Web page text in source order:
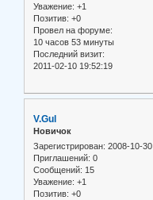
Уважение: +1
Позитив: +0
Провел на форуме:
10 часов 53 минуты
Последний визит:
2011-02-10 19:52:19
V.Gul
Новичок
Зарегистрирован: 2008-10-30
Приглашений: 0
Сообщений: 15
Уважение: +1
Позитив: +0